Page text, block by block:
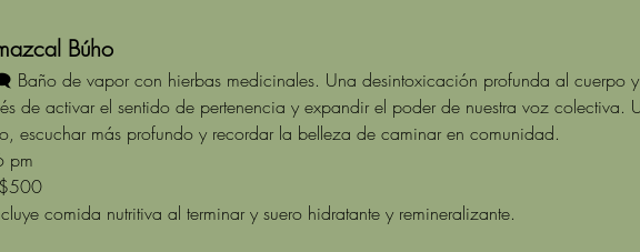
Búho
de vapor con hierbas medicinales. Una desintoxicación profunda al cuerpo y
de activar el sentido de pertenencia y expandir el poder de nuestra voz colectiva.
escuchar más profundo y recordar la belleza de caminar en comunidad.
pm
comida nutritiva al terminar y suero hidratante y remineralizante.